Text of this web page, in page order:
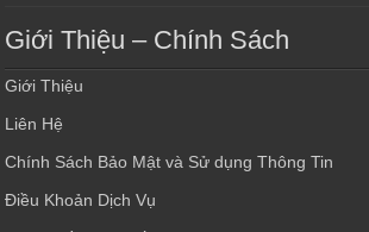
Giới Thiệu – Chính Sách
Giới Thiệu
Liên Hệ
Chính Sách Bảo Mật và Sử dụng Thông Tin
Điều Khoản Dịch Vụ